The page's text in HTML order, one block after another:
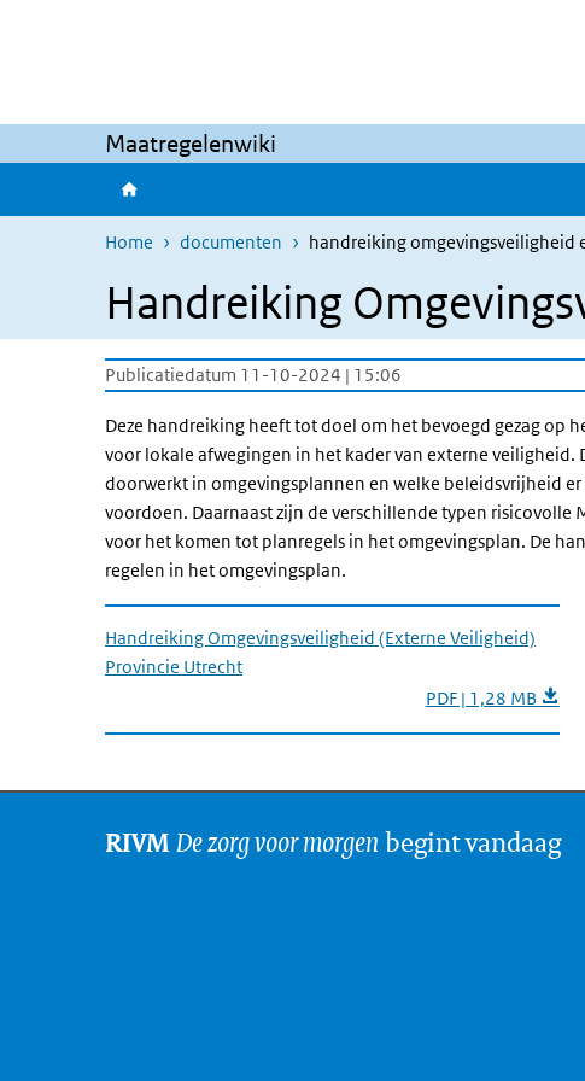
Maatregelenwiki
Home documenten handreiking omgevingsveiligheid
Handreiking
Publicatiedatum 11-10-2024 | 15:06
Deze handreiking heeft tot doel om het bevoegd gezag op
voor lokale afwegingen in het kader van externe
doorwerkt in omgevingsplannen en welke beleidsvrijheid
voordoen. Daarnaast zijn de verschillende typen risicovolle
voor het komen tot planregels in het omgevingsplan. De
regelen in het omgevingsplan.
Handreiking Omgevingsveiligheid (Externe Veiligheid)
Provincie Utrecht
PDF | 1,28 MB
RIVMDe zorg voor morgen begint vandaag